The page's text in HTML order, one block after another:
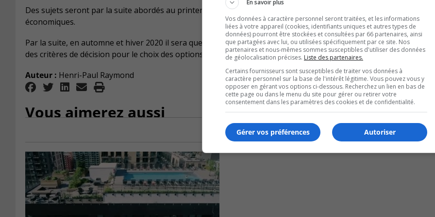
Des sujets seront par la suite abordés au printemps, comme l’environnement, l’urbanisme, les aspects légaux et
économiques.
Par la suite, en automne et hiver 2020 il sera question de bâtir des options potentielles de développement et
des critères de décision pour le choix des options de développement.
Auteur : Henri-Paul Raymond
Vous aimerez aussi
En savoir plus
Vos données à caractère personnel seront traitées, et les informations
liées à votre appareil (cookies, identifiants uniques et autres types de
données) pourront être stockées et consultées par 66 partenaires, ainsi
que partagées avec lui, ou utilisées spécifiquement par ce site. Nos
partenaires et nous-mêmes sommes susceptibles d'utiliser des données
de géolocalisation précises. Liste des partenaires.
Certains fournisseurs sont susceptibles de traiter vos données à
caractère personnel sur la base de l'intérêt légitime. Vous pouvez vous y
opposer en gérant vos options ci-dessous. Recherchez un lien en bas de
cette page ou dans le menu du site pour gérer ou retirer votre
consentement dans les paramètres des cookies et de confidentialité.
Autoriser
Gérer vos préférences